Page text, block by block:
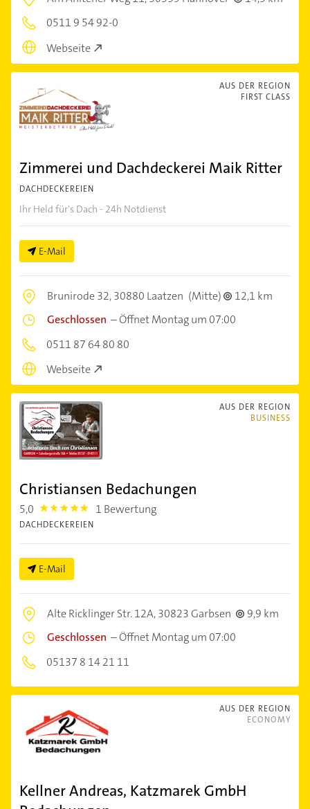
0511 9 54 92-0
Webseite
AUS DER REGION
FIRST CLASS
Zimmerei und Dachdeckerei Maik Ritter
DACHDECKEREIEN
Ihr Held für's Dach - 24h Notdienst
E-Mail
Brunirode 32,30880 Laatzen (Mitte)
12,1 km
Geschlossen –Öffnet Montag um 07:00
0511 87 64 80 80
Webseite
AUS DER REGION
BUSINESS
Christiansen Bedachungen
5,0 5.0 1 Bewertung
DACHDECKEREIEN
E-Mail
Alte Ricklinger Str. 12A,30823 Garbsen
9,9 km
Geschlossen –Öffnet Montag um 07:00
05137 8 14 21 11
AUS DER REGION
ECONOMY
Kellner Andreas, Katzmarek GmbH